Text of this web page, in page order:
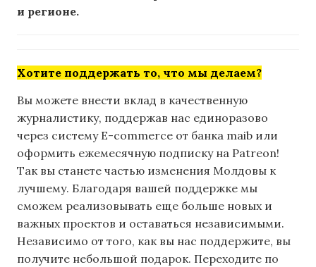
и регионе.
Хотите поддержать то, что мы делаем?
Вы можете внести вклад в качественную
журналистику, поддержав нас единоразово
через систему E-commerce от банка maib или
оформить ежемесячную подписку на Patreon!
Так вы станете частью изменения Молдовы к
лучшему. Благодаря вашей поддержке мы
сможем реализовывать еще больше новых и
важных проектов и оставаться независимыми.
Независимо от того, как вы нас поддержите, вы
получите небольшой подарок. Переходите по